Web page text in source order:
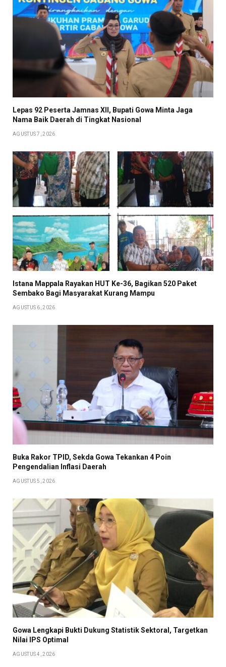
Lepas 92 Peserta Jamnas XII, Bupati Gowa Minta Jaga
Nama Baik Daerah di Tingkat Nasional
AGUSTUS 7, 2026
Istana Mappala Rayakan HUT Ke-36, Bagikan 520 Paket
Sembako Bagi Masyarakat Kurang Mampu
AGUSTUS 6, 2026
Buka Rakor TPID, Sekda Gowa Tekankan 4 Poin
Pengendalian Inflasi Daerah
AGUSTUS 5, 2026
Gowa Lengkapi Bukti Dukung Statistik Sektoral, Targetkan
Nilai IPS Optimal
AGUSTUS 4, 2026